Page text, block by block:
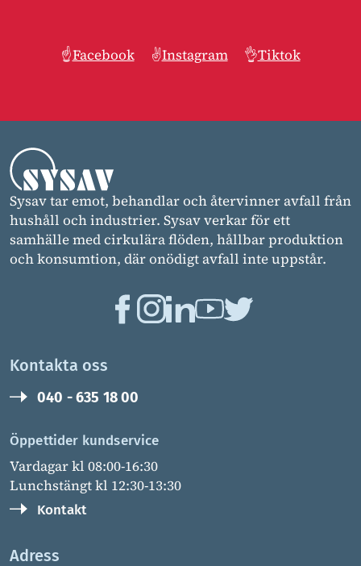
☝️Facebook✌️Instagram👌Tiktok
Sysav tar emot, behandlar och återvinner avfall från
hushåll och industrier. Sysav verkar för ett
samhälle med cirkulära flöden, hållbar produktion
och konsumtion, där onödigt avfall inte uppstår.
Kontakta oss
040 - 635 18 00
Öppettider kundservice
Vardagar kl 08:00-16:30
Lunchstängt kl 12:30-13:30
Kontakt
Adress